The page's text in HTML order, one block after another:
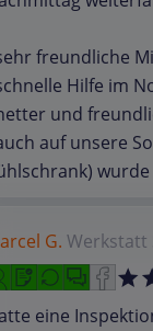
freundliche
Hilfe im
und
auf unsere
G. Werkstatt
eine